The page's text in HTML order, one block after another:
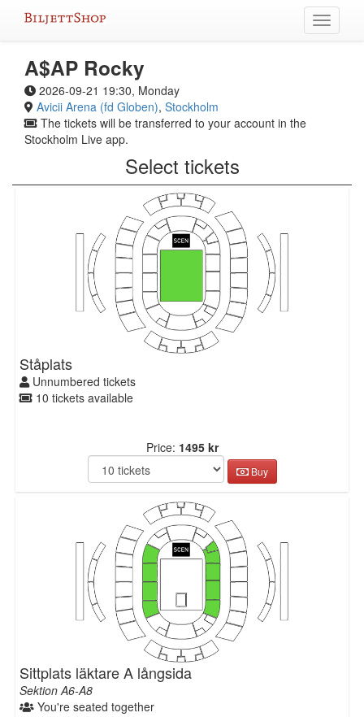
Toggle
A$AP Rocky
2026-09-21 19:30, Monday
Avicii Arena (fd Globen), Stockholm
The tickets will be transferred to your account in the
Stockholm Live app.
Select tickets
Ståplats
Unnumbered tickets
10 tickets available
Price: 1495 kr
Buy
Sittplats läktare A långsida
Sektion A6-A8
You're seated together